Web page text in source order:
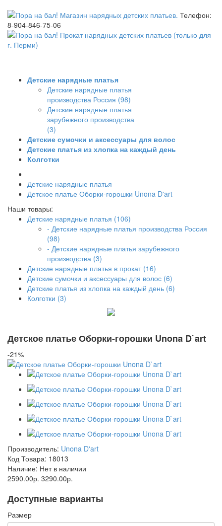
Телефон:
8-904-846-75-06
Детские нарядные платья
Детские нарядные платья
производства Россия (98)
Детские нарядные платья
зарубежного производства
(3)
Детские сумочки и аксессуары для волос
Детские платья из хлопка на каждый день
Колготки
Детские нарядные платья
Детское платье Оборки-горошки Unona D'art
Наши товары:
Детские нарядные платья (106)
- Детские нарядные платья производства Россия
(98)
- Детские нарядные платья зарубежного
производства (3)
Детские нарядные платья в прокат (16)
Детские сумочки и аксессуары для волос (6)
Детские платья из хлопка на каждый день (6)
Колготки (3)
Детское платье Оборки-горошки Unona D`art
-21%
Производитель: Unona D'art
Код Товара: 18013
Наличие: Нет в наличии
2590.00р. 3290.00р.
Доступные варианты
Размер